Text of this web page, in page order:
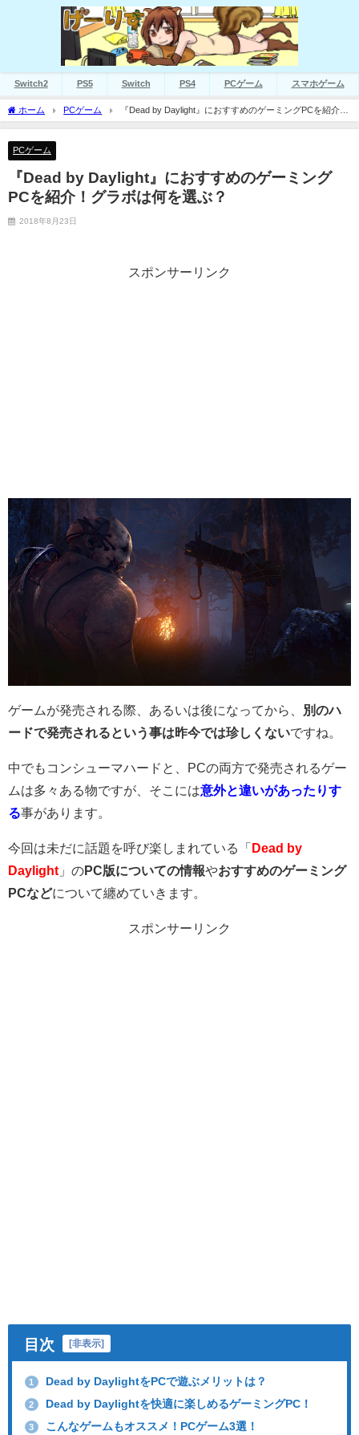
Switch2 PS5 Switch PS4 PCゲーム スマホゲーム
ホーム PCゲーム
『Dead by Daylight』におすすめのゲーミングPCを紹介！
グラボは何を選ぶ？
PCゲーム
『Dead by Daylight』におすすめのゲーミング
PCを紹介！グラボは何を選ぶ？
2018年8月23日
スポンサーリンク
ゲームが発売される際、あるいは後になってから、
別のハ
ードで発売されるという事は昨今では珍しくないですね。
中でもコンシューマハードと、PCの両方で発売されるゲー
ムは多々ある物ですが、そこには意外と違いがあったりす
る事があります。
今回は未だに話題を呼び楽しまれている「 Dead by
Daylight 」のPC版についての情報やおすすめのゲーミング
PCなどについて纏めていきます。
スポンサーリンク
目次 非表示
1 Dead by DaylightをPCで遊ぶメリットは？
2 Dead by Daylightを快適に楽しめるゲーミングPC！
3 こんなゲームもオススメ！PCゲーム3選！